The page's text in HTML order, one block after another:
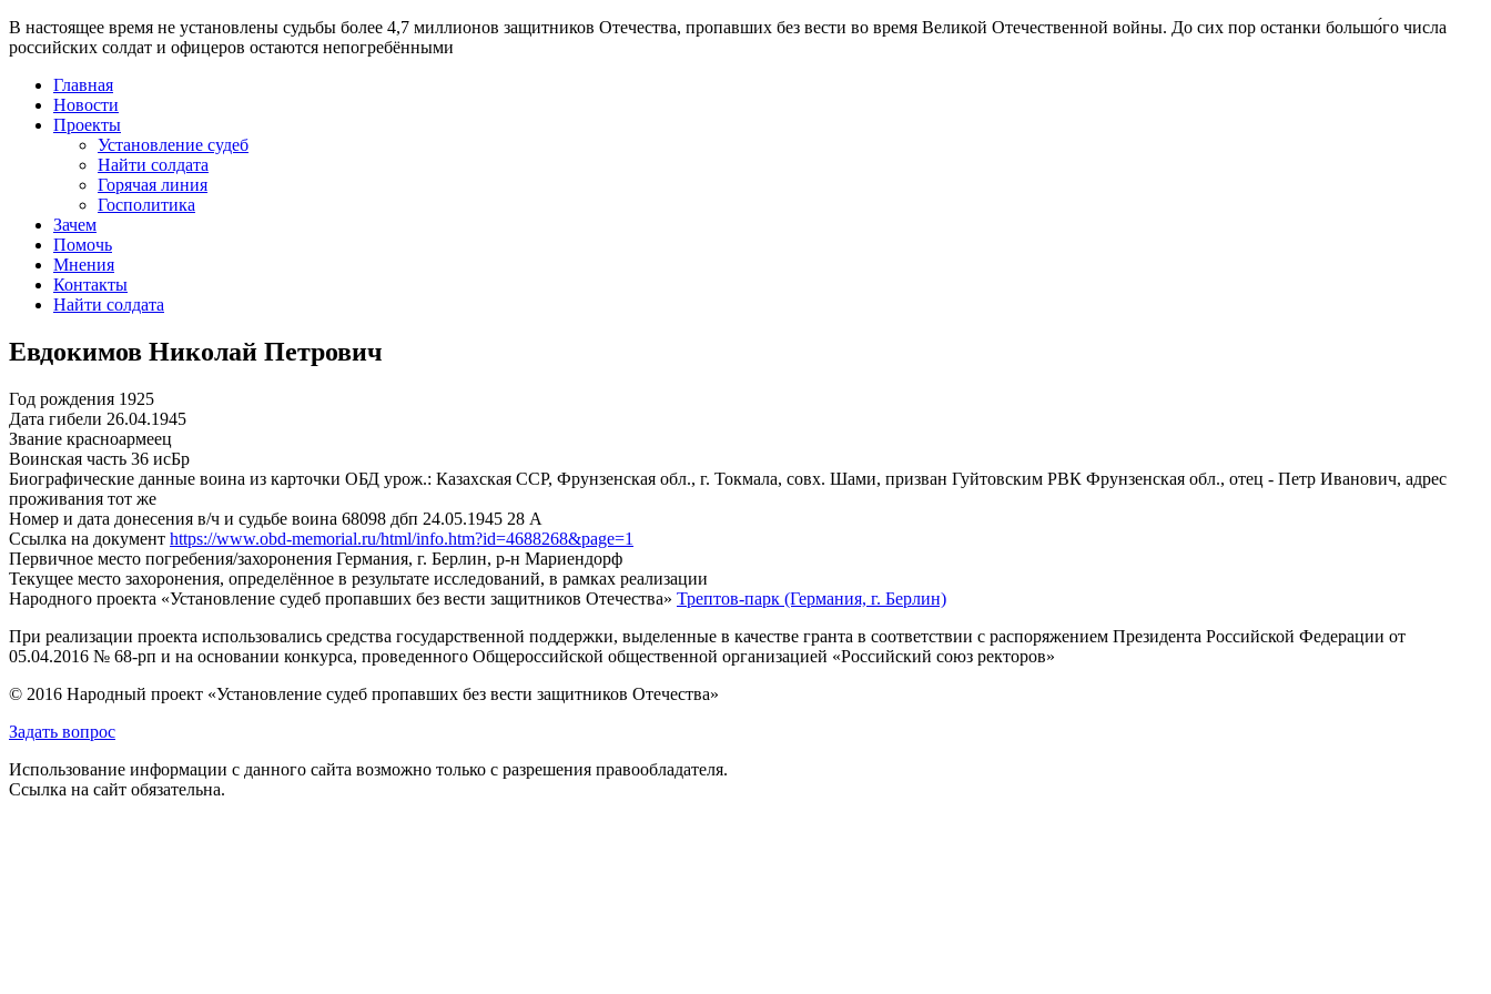
В настоящее время не установлены судьбы более 4,7 миллионов защитников Отечества, пропавших без вести во время Великой Отечественной войны. До сих пор останки большо́го числа
российских солдат и офицеров остаются непогребёнными
Главная
Новости
Проекты
Установление судеб
Найти солдата
Горячая линия
Госполитика
Зачем
Помочь
Мнения
Контакты
Найти солдата
Евдокимов Николай Петрович
Год рождения 1925
Дата гибели 26.04.1945
Звание красноармеец
Воинская часть 36 исБр
Биографические данные воина из карточки ОБД урож.: Казахская ССР, Фрунзенская обл., г. Токмала, совх. Шами, призван Гуйтовским РВК Фрунзенская обл., отец - Петр Иванович, адрес
проживания тот же
Номер и дата донесения в/ч и судьбе воина 68098 дбп 24.05.1945 28 А
Ссылка на документ https://www.obd-memorial.ru/html/info.htm?id=4688268&page=1
Первичное место погребения/захоронения Германия, г. Берлин, р-н Мариендорф
Текущее место захоронения, определённое в результате исследований, в рамках реализации
Народного проекта «Установление судеб пропавших без вести защитников Отечества» Трептов-парк (Германия, г. Берлин)
При реализации проекта использовались средства государственной поддержки, выделенные в качестве гранта в соответствии с распоряжением Президента Российской Федерации от
05.04.2016 № 68-рп и на основании конкурса, проведенного Общероссийской общественной организацией «Российский союз ректоров»
© 2016 Народный проект «Установление судеб пропавших без вести защитников Отечества»
Задать вопрос
Использование информации с данного сайта возможно только с разрешения правообладателя.
Ссылка на сайт обязательна.